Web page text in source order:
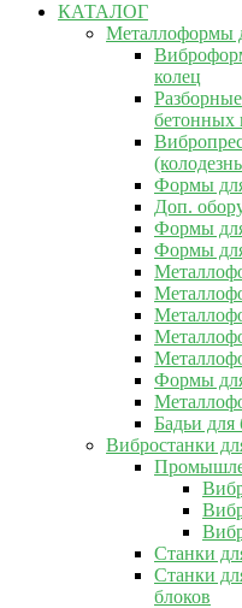
КАТАЛОГ
Металлоформы
колец
бетонных
Формы
Доп.
Формы
Формы
Формы
Бадьи для
Вибростанки
Станки
Станки
блоков